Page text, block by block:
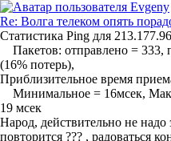
Re: Волга телеком опять
Статистика Ping для
Пакетов: отправлено = 333,
(16% потерь),
Приблизительное время
Минимальное = 16мсек,
19 мсек
Народ, действительно не надо
повторится ??? , радоваться